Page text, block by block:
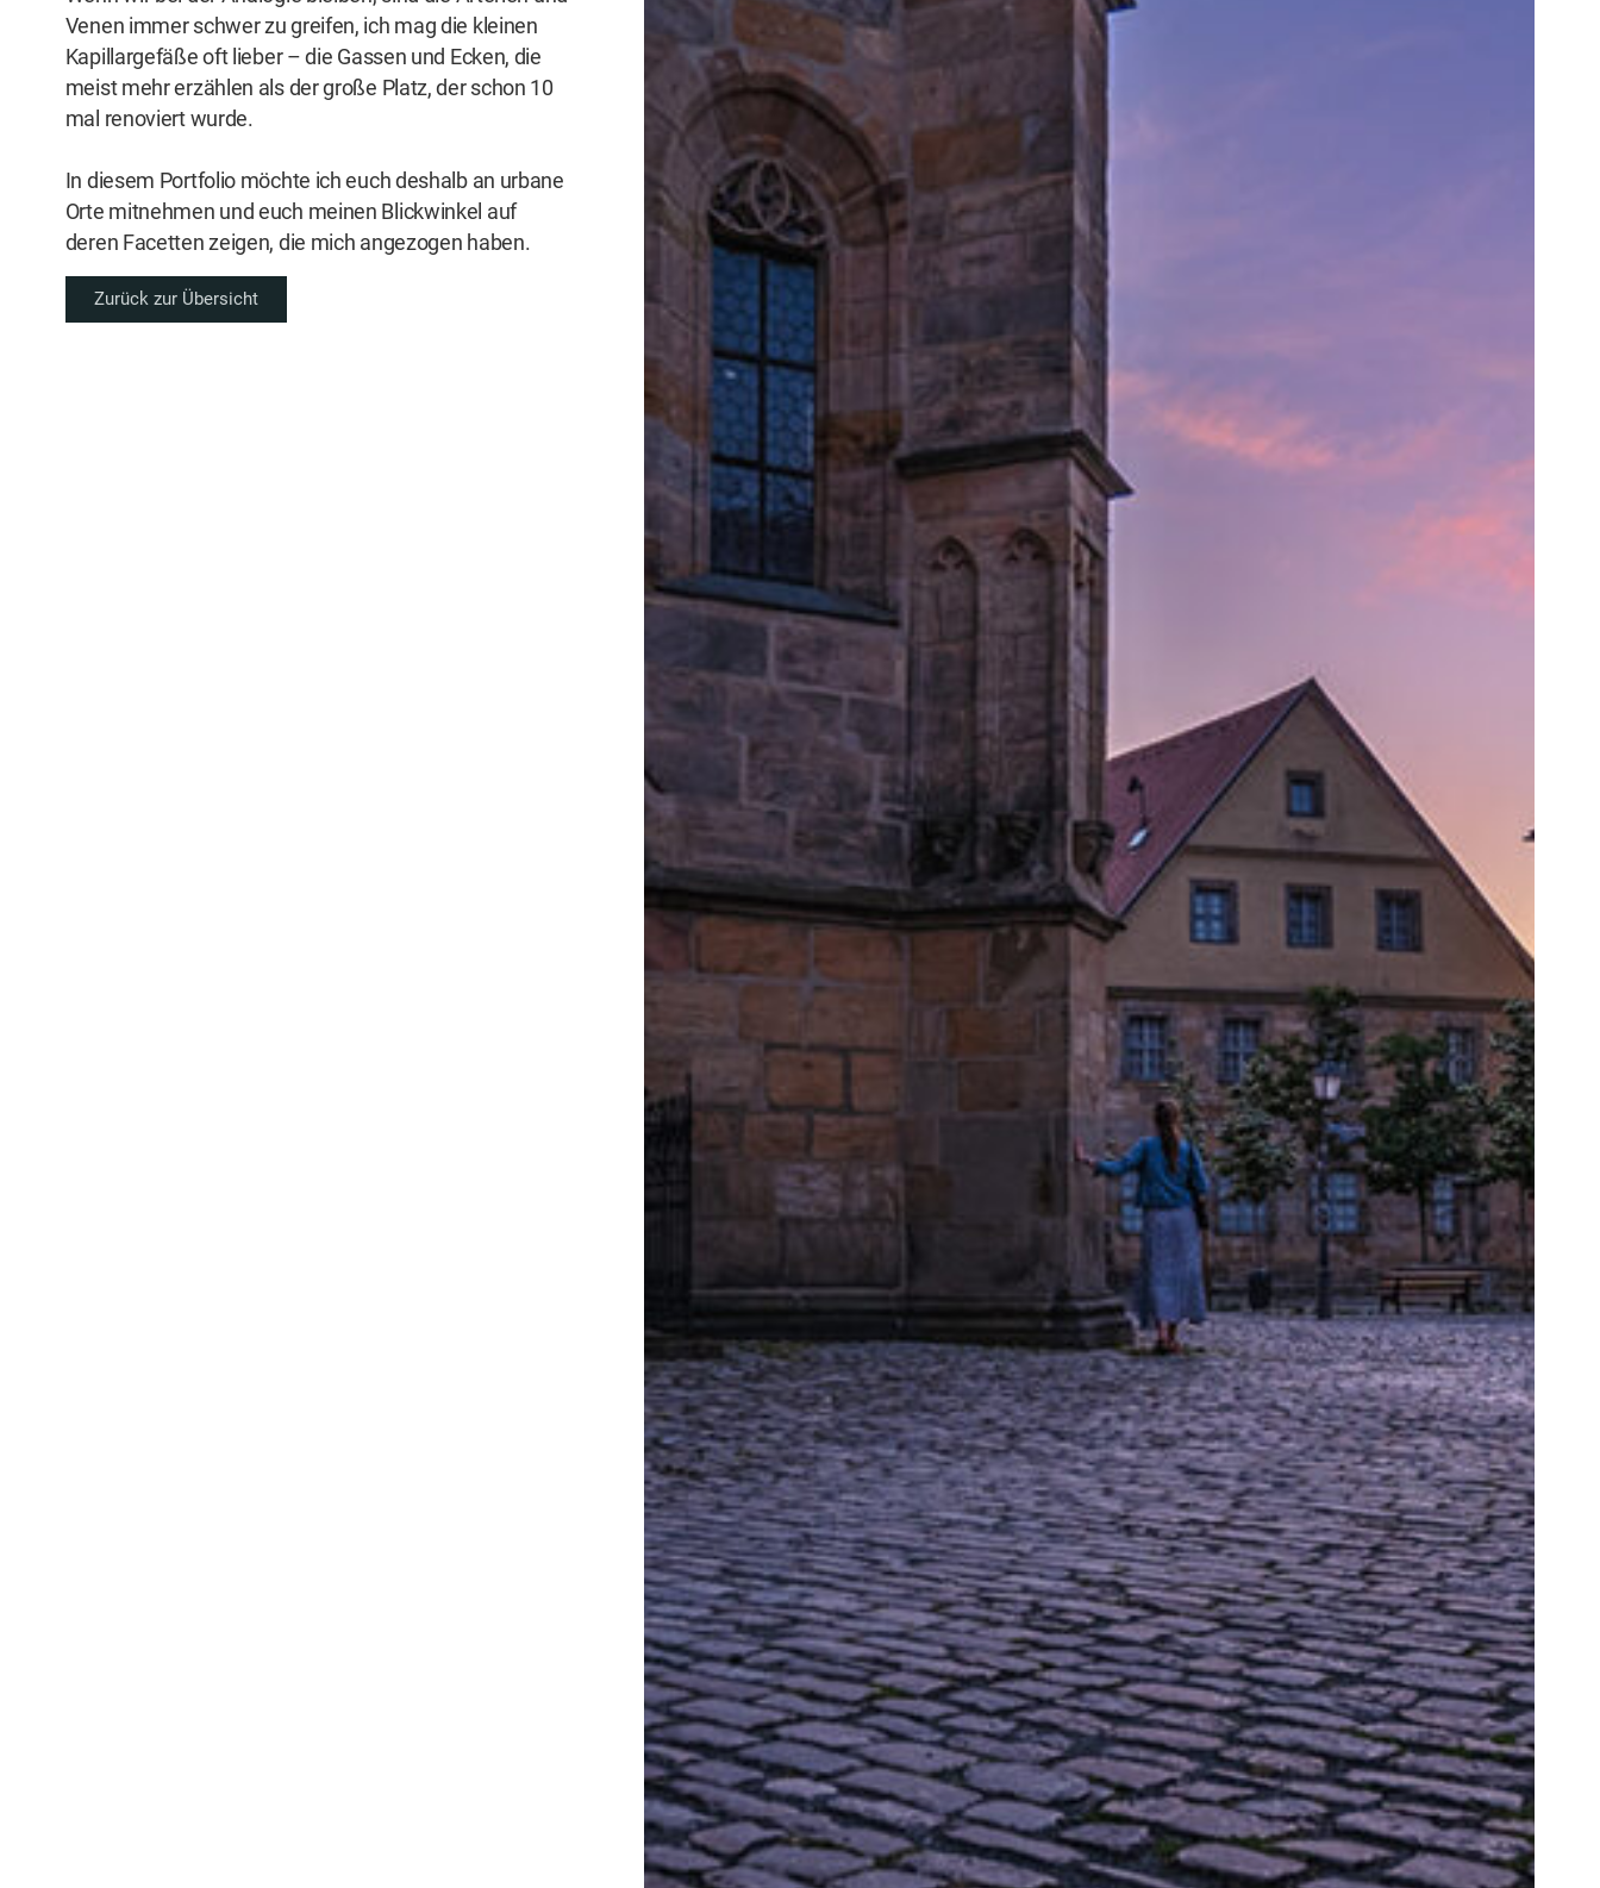
Venen immer schwer zu greifen, ich mag die kleinen
Kapillargefäße oft lieber – die Gassen und Ecken, die
meist mehr erzählen als der große Platz, der schon 10
mal renoviert wurde.
In diesem Portfolio möchte ich euch deshalb an urbane
Orte mitnehmen und euch meinen Blickwinkel auf
deren Facetten zeigen, die mich angezogen haben.
Zurück zur Übersicht